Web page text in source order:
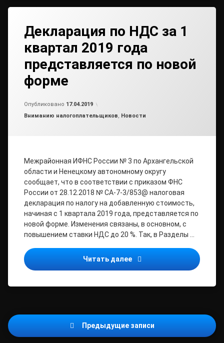
Декларация по НДС за 1
квартал 2019 года
представляется по новой
форме
Опубликовано 17.04.2019
Рубрики:
Вниманию налогоплательщиков, Новости
Межрайонная ИФНС России № 3 по Архангельской
области и Ненецкому автономному округу
сообщает, что в соответствии с приказом ФНС
России от 28.12.2018 № СА-7-3/853@ налоговая
декларация по налогу на добавленную стоимость,
начиная с 1 квартала 2019 года, представляется по
новой форме. Изменения связаны, в основном, с
повышением ставки НДС до 20 %. Так, в Разделы …
Читать далее Декларация по НДС за 1
Навигация
по
Предыдущие записи